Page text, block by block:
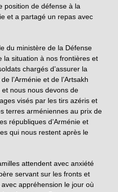
position de défense à la
et a partagé un repas avec
du ministère de la Défense
la situation à nos frontières et
chargés d’assurer la
l’Arménie et de l’Artsakh
nous nous devons de
visés par les tirs azéris et
terres arméniennes au prix de
républiques d’Arménie et
qui nous restent après le
attendent avec anxiété
servant sur les fronts et
appréhension le jour où